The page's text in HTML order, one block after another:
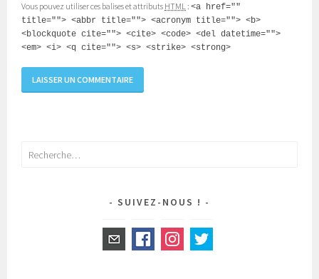
Vous pouvez utiliser ces balises et attributs HTML :<a href=""
title=""> <abbr title=""> <acronym title=""> <b>
<blockquote cite=""> <cite> <code> <del datetime="">
<em> <i> <q cite=""> <s> <strike> <strong>
Rechercher :
SUIVEZ-NOUS !